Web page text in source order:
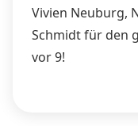
Vivien Neuburg,
Schmidt für den
vor 9!